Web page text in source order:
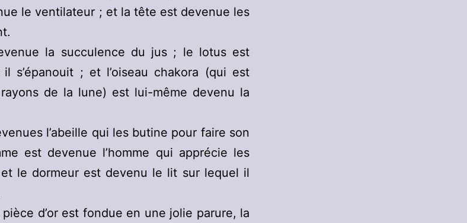
le ventilateur ; et la tête est devenue les
la succulence du jus ; le lotus est
s’épanouit ; et l’oiseau chakora (qui est
de la lune) est lui-même devenu la
l’abeille qui les butine pour faire son
est devenue l’homme qui apprécie les
le dormeur est devenu le lit sur lequel il
d’or est fondue en une jolie parure, la